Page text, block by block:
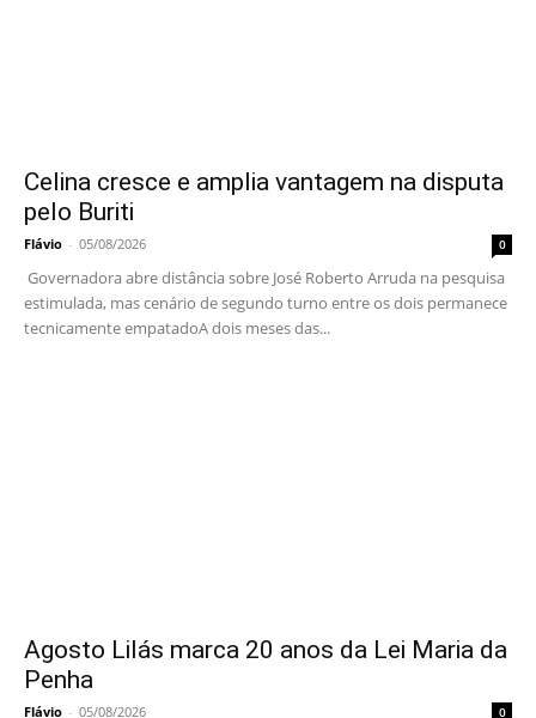
Celina cresce e amplia vantagem na disputa
pelo Buriti
Flávio - 05/08/2026 0
Governadora abre distância sobre José Roberto Arruda na pesquisa
estimulada, mas cenário de segundo turno entre os dois permanece
tecnicamente empatadoA dois meses das...
Agosto Lilás marca 20 anos da Lei Maria da
Penha
Flávio - 05/08/2026 0